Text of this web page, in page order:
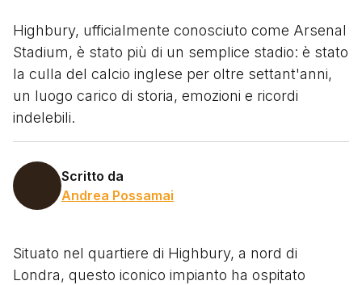
Highbury, ufficialmente conosciuto come Arsenal
Stadium, è stato più di un semplice stadio: è stato
la culla del calcio inglese per oltre settant'anni,
un luogo carico di storia, emozioni e ricordi
indelebili.
Scritto da
Andrea Possamai
Situato nel quartiere di Highbury, a nord di
Londra, questo iconico impianto ha ospitato